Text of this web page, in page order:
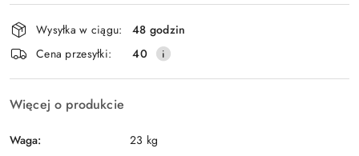
Wyślij
Dostępność
i
dostawa
Wysyłka w ciągu:
48 godzin
Cena przesyłki:
40
Więcej o produkcie
Waga: 23 kg